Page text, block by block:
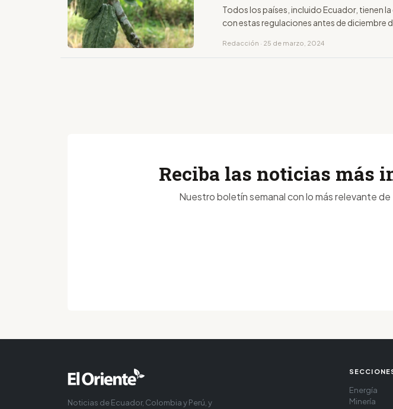
Todos los países, incluido Ecuador, tienen
con estas regulaciones antes de diciembre
Redacción · 25 de marzo, 2024
Reciba las noticias más
Nuestro boletín semanal con lo más relevante
Noticias de Ecuador, Colombia y Perú, y
Energía
Minería